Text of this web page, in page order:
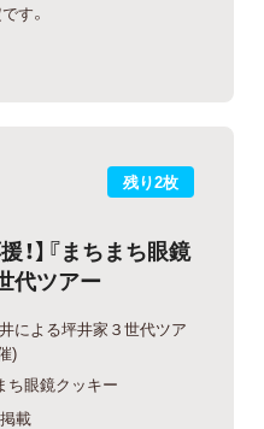
す。
残り2枚
！】『まちまち眼鏡
代ツアー
による坪井家３世代ツア
)
ち眼鏡クッキー
載